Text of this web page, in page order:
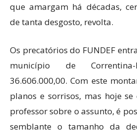
que amargam há décadas,
de tanta desgosto, revolta.
Os precatórios do FUNDEF
município de
36.606.000,00. Com este
planos e sorrisos, mas hoje
professor sobre o assunto, é
semblante o tamanho da